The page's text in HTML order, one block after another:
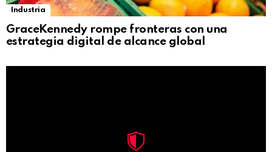
Industria
GraceKennedy rompe fronteras con una
estrategia digital de alcance global